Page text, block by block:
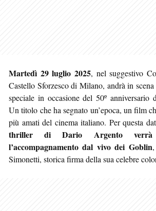
Martedì 29 luglio 2025, nel suggestivo
Castello Sforzesco di Milano, andrà in
speciale in occasione del 50º anniversario
Un titolo che ha segnato un’epoca, un film
più amati del cinema italiano. Per questa
thriller di Dario Argento verrà
l’accompagnamento dal vivo dei Goblin
Simonetti, storica firma della sua celebre